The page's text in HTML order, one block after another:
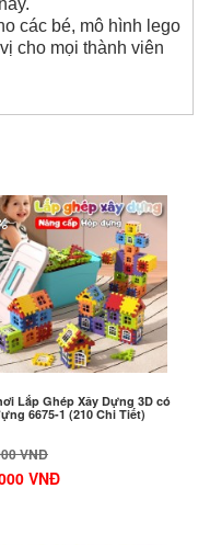
các bé, mô hình lego
cho mọi thành viên
Lắp Ghép Xây Dựng 3D có
6675-1 (210 Chi Tiết)
VNĐ
VNĐ